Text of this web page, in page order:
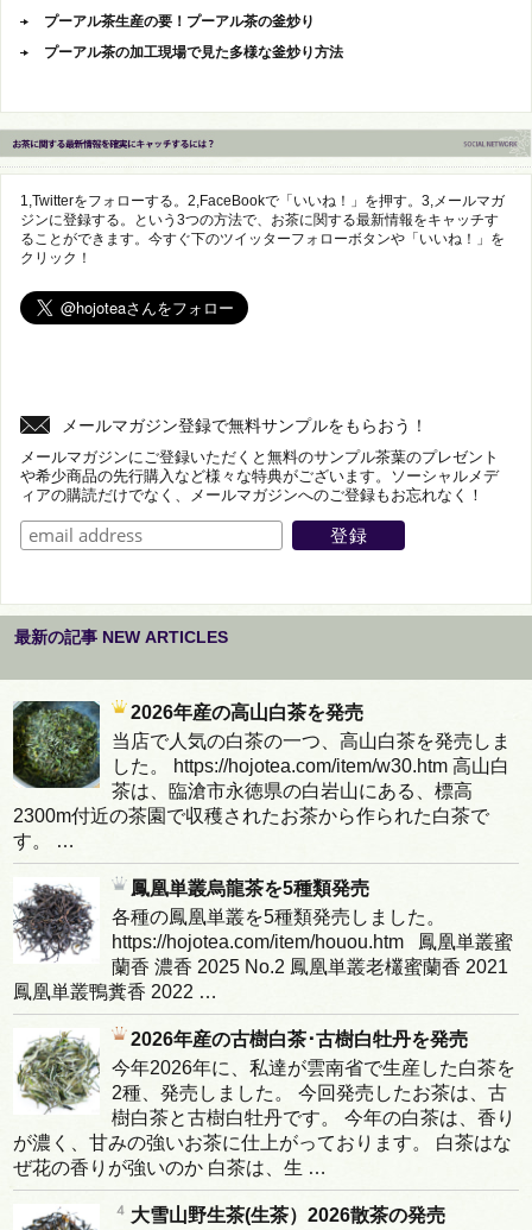
プーアル茶生産の要！プーアル茶の釜炒り
プーアル茶の加工現場で見た多様な釜炒り方法
1,Twitterをフォローする。2,FaceBookで「いいね！」を押す。3,メールマガ
ジンに登録する。という3つの方法で、お茶に関する最新情報をキャッチす
ることができます。今すぐ下のツイッターフォローボタンや「いいね！」を
クリック！
メールマガジン登録で無料サンプルをもらおう！
メールマガジンにご登録いただくと無料のサンプル茶葉のプレゼント
や希少商品の先行購入など様々な特典がございます。ソーシャルメデ
ィアの購読だけでなく、メールマガジンへのご登録もお忘れなく！
最新の記事 NEW ARTICLES
2026年産の高山白茶を発売
当店で人気の白茶の一つ、高山白茶を発売しま
した。 https://hojotea.com/item/w30.htm 高山白
茶は、臨滄市永徳県の白岩山にある、標高
2300m付近の茶園で収穫されたお茶から作られた白茶で
す。 …
鳳凰単叢烏龍茶を5種類発売
各種の鳳凰単叢を5種類発売しました。
https://hojotea.com/item/houou.htm 鳳凰単叢蜜
蘭香 濃香 2025 No.2 鳳凰単叢老欉蜜蘭香 2021
鳳凰単叢鴨糞香 2022 …
2026年産の古樹白茶･古樹白牡丹を発売
今年2026年に、私達が雲南省で生産した白茶を
2種、発売しました。 今回発売したお茶は、古
樹白茶と古樹白牡丹です。 今年の白茶は、香り
が濃く、甘みの強いお茶に仕上がっております。 白茶はな
ぜ花の香りが強いのか 白茶は、生 …
大雪山野生茶(生茶）2026散茶の発売